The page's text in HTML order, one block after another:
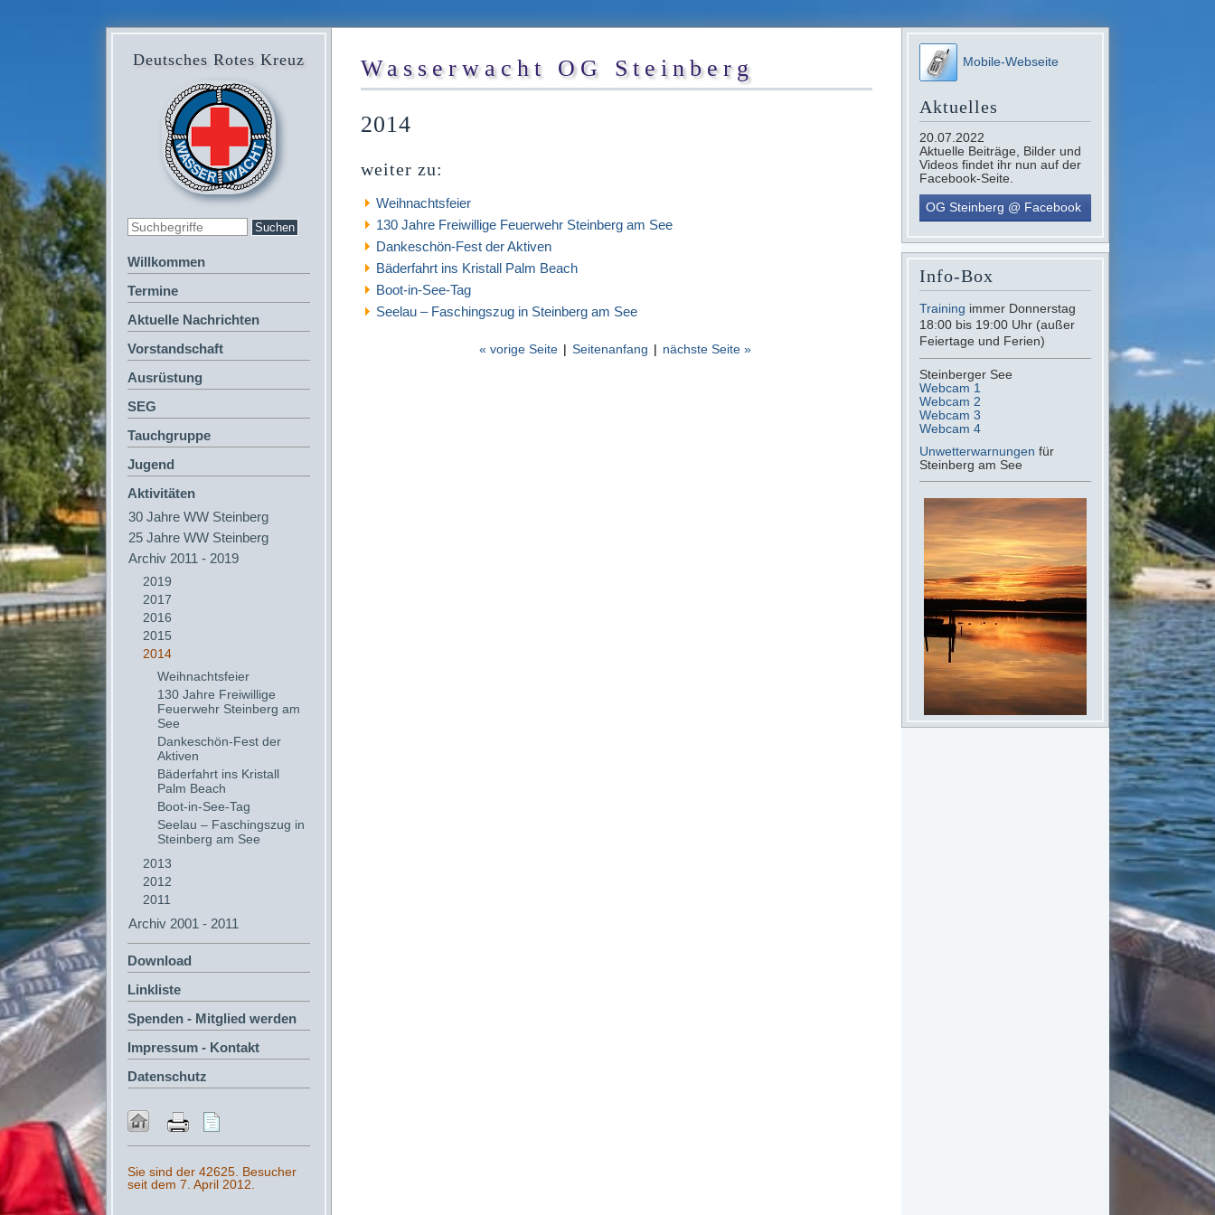
Deutsches Rotes Kreuz
Willkommen
Termine
Aktuelle Nachrichten
Vorstandschaft
Ausrüstung
SEG
Tauchgruppe
Jugend
Aktivitäten
30 Jahre WW Steinberg
25 Jahre WW Steinberg
Archiv 2011 - 2019
2019
2017
2016
2015
2014
Weihnachtsfeier
130 Jahre Freiwillige
Feuerwehr Steinberg am
See
Dankeschön-Fest der
Aktiven
Bäderfahrt ins Kristall
Palm Beach
Boot-in-See-Tag
Seelau – Faschingszug in
Steinberg am See
2013
2012
2011
Archiv 2001 - 2011
Download
Linkliste
Spenden - Mitglied werden
Impressum - Kontakt
Datenschutz
Sie sind der 42625. Besucher
seit dem 7. April 2012.
Wasserwacht OG Steinberg
2014
weiter zu:
Weihnachtsfeier
130 Jahre Freiwillige Feuerwehr Steinberg am See
Dankeschön-Fest der Aktiven
Bäderfahrt ins Kristall Palm Beach
Boot-in-See-Tag
Seelau – Faschingszug in Steinberg am See
« vorige Seite | Seitenanfang | nächste Seite »
Mobile-Webseite
Aktuelles
20.07.2022
Aktuelle Beiträge, Bilder und
Videos findet ihr nun auf der
Facebook-Seite.
OG Steinberg @ Facebook
Info-Box
Training immer Donnerstag
18:00 bis 19:00 Uhr (außer
Feiertage und Ferien)
Steinberger See
Webcam 1
Webcam 2
Webcam 3
Webcam 4
Unwetterwarnungen für
Steinberg am See